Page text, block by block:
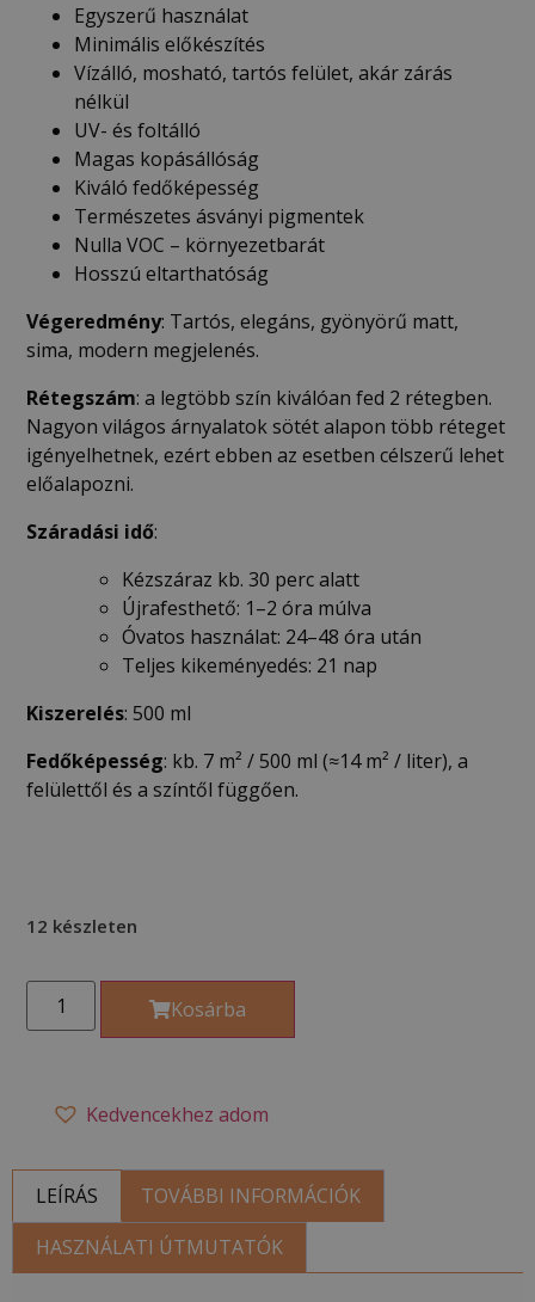
Egyszerű használat
Minimális előkészítés
Vízálló, mosható, tartós felület, akár zárás
nélkül
UV- és foltálló
Magas kopásállóság
Kiváló fedőképesség
Természetes ásványi pigmentek
Nulla VOC – környezetbarát
Hosszú eltarthatóság
Végeredmény: Tartós, elegáns, gyönyörű matt,
sima, modern megjelenés.
Rétegszám: a legtöbb szín kiválóan fed 2 rétegben.
Nagyon világos árnyalatok sötét alapon több réteget
igényelhetnek, ezért ebben az esetben célszerű lehet
előalapozni.
Száradási idő:
Kézszáraz kb. 30 perc alatt
Újrafesthető: 1–2 óra múlva
Óvatos használat: 24–48 óra után
Teljes kikeményedés: 21 nap
Kiszerelés: 500 ml
Fedőképesség: kb. 7 m² / 500 ml (≈14 m² / liter), a
felülettől és a színtől függően.
12 készleten
Kosárba
Kedvencekhez adom
LEÍRÁS
TOVÁBBI INFORMÁCIÓK
HASZNÁLATI ÚTMUTATÓK